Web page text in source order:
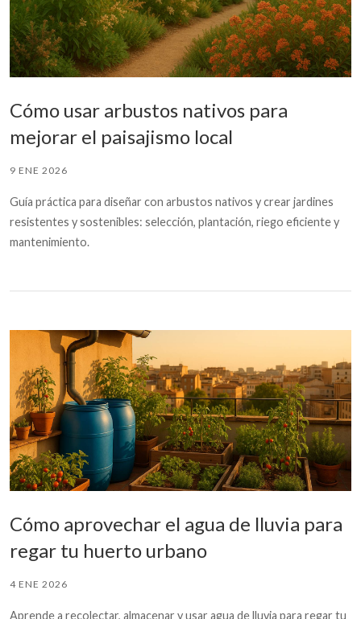
Cómo usar arbustos nativos para
mejorar el paisajismo local
9 ENE 2026
Guía práctica para diseñar con arbustos nativos y crear jardines
resistentes y sostenibles: selección, plantación, riego eficiente y
mantenimiento.
Cómo aprovechar el agua de lluvia para
regar tu huerto urbano
4 ENE 2026
Aprende a recolectar, almacenar y usar agua de lluvia para regar tu